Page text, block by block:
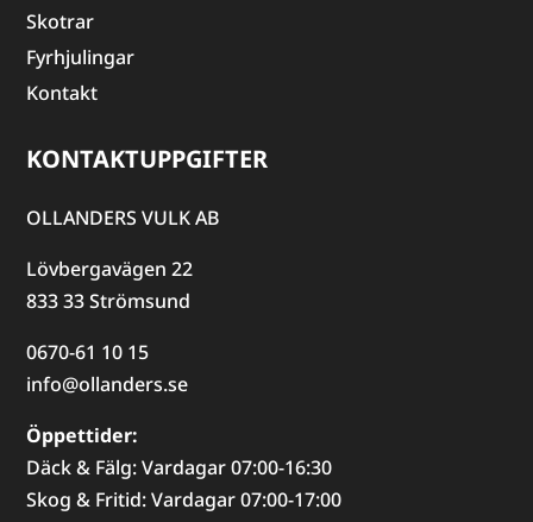
Skotrar
Fyrhjulingar
Kontakt
KONTAKTUPPGIFTER
OLLANDERS VULK AB
Lövbergavägen 22
833 33 Strömsund
0670-61 10 15
info@ollanders.se
Öppettider:
Däck & Fälg: Vardagar 07:00-16:30
Skog & Fritid: Vardagar 07:00-17:00